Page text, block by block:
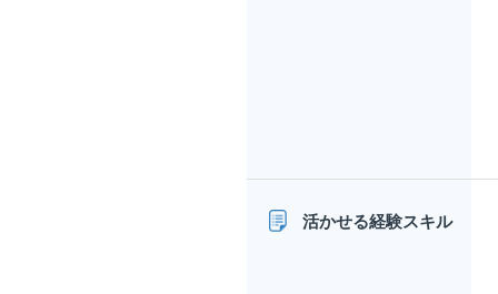
活かせる経験スキル